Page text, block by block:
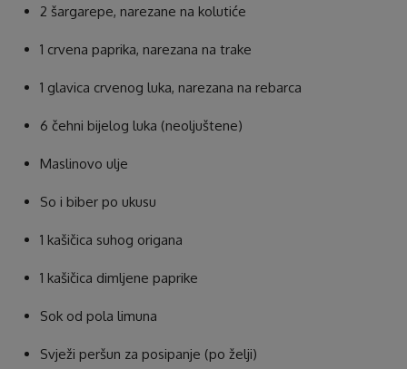
2 šargarepe, narezane na kolutiće
1 crvena paprika, narezana na trake
1 glavica crvenog luka, narezana na rebarca
6 čehni bijelog luka (neoljuštene)
Maslinovo ulje
So i biber po ukusu
1 kašičica suhog origana
1 kašičica dimljene paprike
Sok od pola limuna
Svježi peršun za posipanje (po želji)